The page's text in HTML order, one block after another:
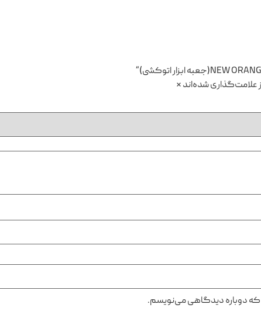
علامت‌گذاری شده‌اند*
که دوباره دیدگاهی می‌نویسم.